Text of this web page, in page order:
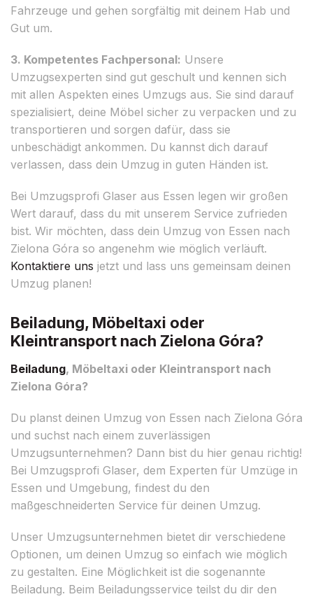
Fahrzeuge und gehen sorgfältig mit deinem Hab und
Gut um.
3. Kompetentes Fachpersonal: Unsere
Umzugsexperten sind gut geschult und kennen sich
mit allen Aspekten eines Umzugs aus. Sie sind darauf
spezialisiert, deine Möbel sicher zu verpacken und zu
transportieren und sorgen dafür, dass sie
unbeschädigt ankommen. Du kannst dich darauf
verlassen, dass dein Umzug in guten Händen ist.
Bei Umzugsprofi Glaser aus Essen legen wir großen
Wert darauf, dass du mit unserem Service zufrieden
bist. Wir möchten, dass dein Umzug von Essen nach
Zielona Góra so angenehm wie möglich verläuft.
Kontaktiere uns jetzt und lass uns gemeinsam deinen
Umzug planen!
Beiladung, Möbeltaxi oder
Kleintransport nach Zielona Góra?
Beiladung, Möbeltaxi oder Kleintransport nach
Zielona Góra?
Du planst deinen Umzug von Essen nach Zielona Góra
und suchst nach einem zuverlässigen
Umzugsunternehmen? Dann bist du hier genau richtig!
Bei Umzugsprofi Glaser, dem Experten für Umzüge in
Essen und Umgebung, findest du den
maßgeschneiderten Service für deinen Umzug.
Unser Umzugsunternehmen bietet dir verschiedene
Optionen, um deinen Umzug so einfach wie möglich
zu gestalten. Eine Möglichkeit ist die sogenannte
Beiladung. Beim Beiladungsservice teilst du dir den